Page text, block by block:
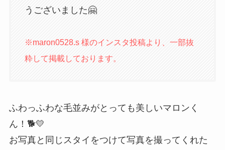
うございました🤗
※maron0528.s 様のインスタ投稿より、一部抜
粋して掲載しております。
ふわっふわな毛並みがとっても美しいマロンく
ん！🐕💛
お写真と同じスタイをつけて写真を撮ってくれた